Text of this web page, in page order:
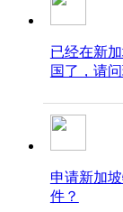
已经在新
国了，请
申请新加
件？